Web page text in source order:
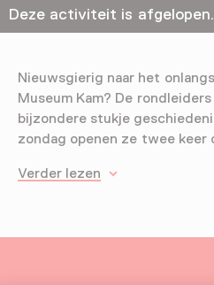
Deze activiteit is afgelopen.
Nieuwsgierig naar het
Museum Kam? De
bijzondere stukje
zondag openen ze twee keer
Verder lezen